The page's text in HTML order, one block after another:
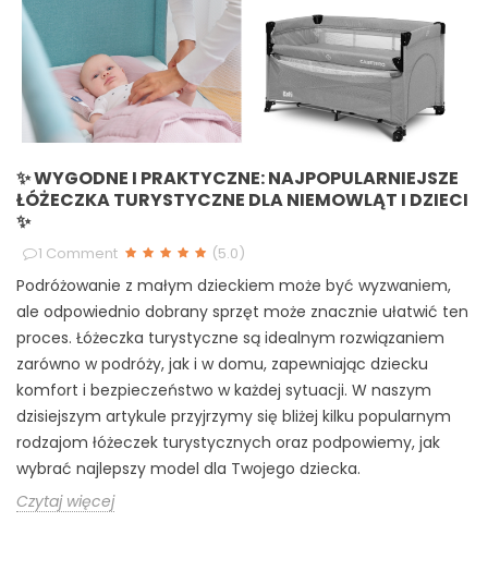
✨ WYGODNE I PRAKTYCZNE: NAJPOPULARNIEJSZE
ŁÓŻECZKA TURYSTYCZNE DLA NIEMOWLĄT I DZIECI
✨
1 Comment (5.0)
Podróżowanie z małym dzieckiem może być wyzwaniem,
ale odpowiednio dobrany sprzęt może znacznie ułatwić ten
proces. Łóżeczka turystyczne są idealnym rozwiązaniem
zarówno w podróży, jak i w domu, zapewniając dziecku
komfort i bezpieczeństwo w każdej sytuacji. W naszym
dzisiejszym artykule przyjrzymy się bliżej kilku popularnym
rodzajom łóżeczek turystycznych oraz podpowiemy, jak
wybrać najlepszy model dla Twojego dziecka.
Czytaj więcej